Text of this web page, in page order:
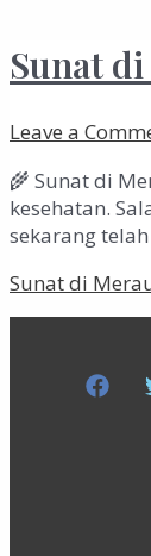
Sunat
Leave a
🌾 Sunat di
kesehatan.
sekarang
Sunat di